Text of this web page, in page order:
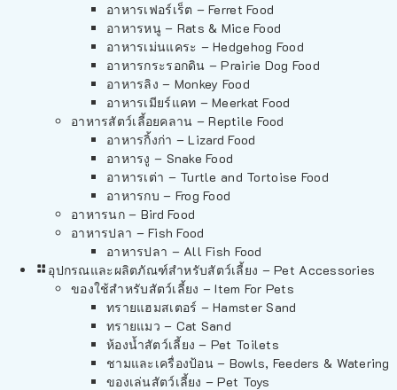
อาหารเฟอร์เร็ต – Ferret Food
อาหารหนู – Rats & Mice Food
อาหารเม่นแคระ – Hedgehog Food
อาหารกระรอกดิน – Prairie Dog Food
อาหารลิง – Monkey Food
อาหารเมียร์แคท – Meerkat Food
อาหารสัตว์เลี้อยคลาน – Reptile Food
อาหารกิ้งก่า – Lizard Food
อาหารงู – Snake Food
อาหารเต่า – Turtle and Tortoise Food
อาหารกบ – Frog Food
อาหารนก – Bird Food
อาหารปลา – Fish Food
อาหารปลา – All Fish Food
อุปกรณและผลิตภัณฑ์สำหรับสัตว์เลี้ยง – Pet Accessories
ของใช้สำหรับสัตว์เลี้ยง – Item For Pets
ทรายแฮมสเตอร์ – Hamster Sand
ทรายแมว – Cat Sand
ห้องน้ำสัตว์เลี้ยง – Pet Toilets
ชามและเครื่องป้อน – Bowls, Feeders & Watering
ของเล่นสัตว์เลี้ยง – Pet Toys